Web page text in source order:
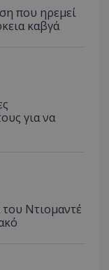
που ηρεμεί
καβγά
για να
Ντιομαντέ